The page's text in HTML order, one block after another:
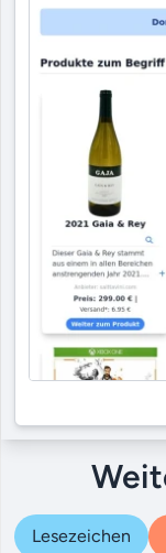
Lesezeichen